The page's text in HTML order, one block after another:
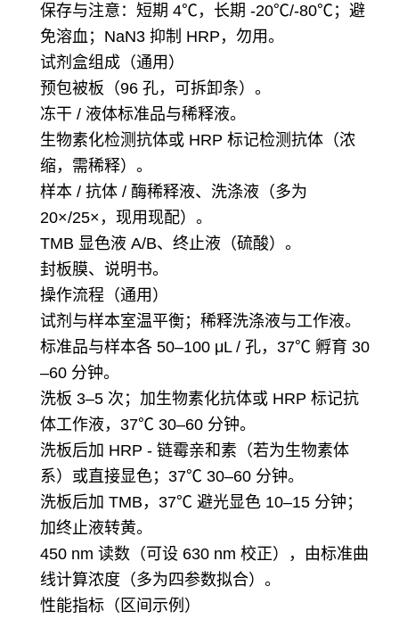
保存与注意：短期 4℃，长期 -20℃/-80℃；避
免溶血；NaN3 抑制 HRP，勿用。
试剂盒组成（通用）
预包被板（96 孔，可拆卸条）。
冻干 / 液体标准品与稀释液。
生物素化检测抗体或 HRP 标记检测抗体（浓
缩，需稀释）。
样本 / 抗体 / 酶稀释液、洗涤液（多为
20×/25×，现用现配）。
TMB 显色液 A/B、终止液（硫酸）。
封板膜、说明书。
操作流程（通用）
试剂与样本室温平衡；稀释洗涤液与工作液。
标准品与样本各 50–100 μL / 孔，37℃ 孵育 30
–60 分钟。
洗板 3–5 次；加生物素化抗体或 HRP 标记抗
体工作液，37℃ 30–60 分钟。
洗板后加 HRP - 链霉亲和素（若为生物素体
系）或直接显色；37℃ 30–60 分钟。
洗板后加 TMB，37℃ 避光显色 10–15 分钟；
加终止液转黄。
450 nm 读数（可设 630 nm 校正），由标准曲
线计算浓度（多为四参数拟合）。
性能指标（区间示例）